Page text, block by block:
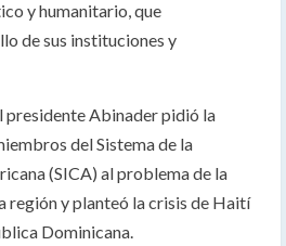
y humanitario, que
de sus instituciones y
presidente Abinader pidió la
del Sistema de la
(SICA) al problema de la
región y planteó la crisis de Haití
Dominicana.